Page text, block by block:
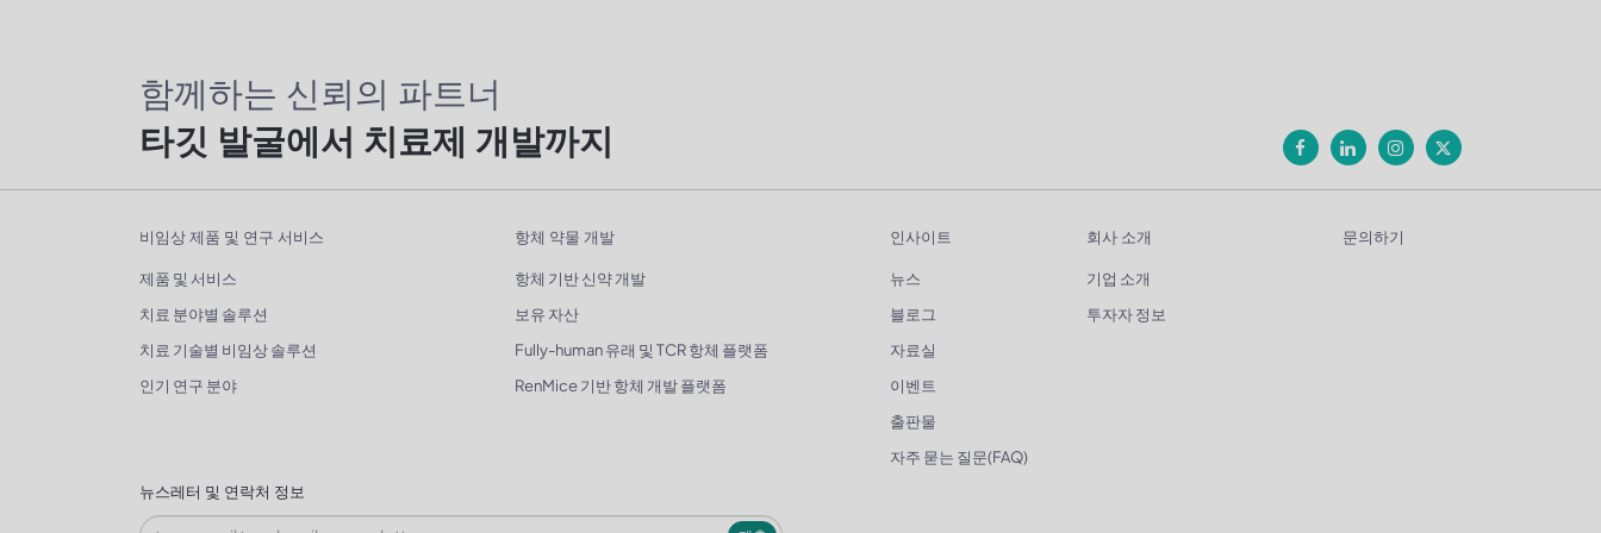
함께하는 신뢰의 파트너
타깃 발굴에서 치료제 개발까지
비임상 제품 및 연구 서비스
제품 및 서비스
치료 분야별 솔루션
치료 기술별 비임상 솔루션
인기 연구 분야
항체 약물 개발
항체 기반 신약 개발
보유 자산
Fully-human 유래 및 TCR 항체 플랫폼
RenMice 기반 항체 개발 플랫폼
인사이트
뉴스
블로그
자료실
이벤트
출판물
자주 묻는 질문(FAQ)
회사 소개
기업 소개
투자자 정보
문의하기
뉴스레터 및 연락처 정보